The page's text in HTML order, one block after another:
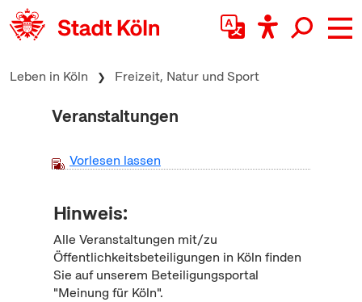
zum Inhalt springen
Leben in Köln Freizeit, Natur und Sport
Veranstaltungen
Vorlesen lassen
Hinweis:
Alle Veranstaltungen mit/zu
Öffentlichkeitsbeteiligungen in Köln finden
Sie auf unserem Beteiligungsportal
"Meinung für Köln".